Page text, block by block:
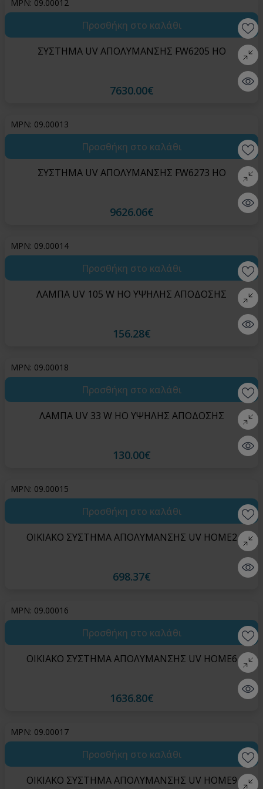
MPN: 09.00012
Quick
Προσθήκη στο καλάθι
ΣΥΣΤΗΜΑ UV ΑΠΟΛΥΜΑΝΣΗΣ FW6205 HO
7630.00€
MPN: 09.00013
Quick
Προσθήκη στο καλάθι
ΣΥΣΤΗΜΑ UV ΑΠΟΛΥΜΑΝΣΗΣ FW6273 HO
9626.06€
MPN: 09.00014
Quick
Προσθήκη στο καλάθι
ΛΑΜΠΑ UV 105 W HO ΥΨΗΛΗΣ ΑΠΟΔΟΣΗΣ
156.28€
MPN: 09.00018
Quick
Προσθήκη στο καλάθι
ΛΑΜΠΑ UV 33 W HO ΥΨΗΛΗΣ ΑΠΟΔΟΣΗΣ
130.00€
MPN: 09.00015
Quick
Προσθήκη στο καλάθι
ΟΙΚΙΑΚΟ ΣΥΣΤΗΜΑ ΑΠΟΛΥΜΑΝΣΗΣ UV HOME2
698.37€
MPN: 09.00016
Quick
Προσθήκη στο καλάθι
ΟΙΚΙΑΚΟ ΣΥΣΤΗΜΑ ΑΠΟΛΥΜΑΝΣΗΣ UV HOME6
1636.80€
MPN: 09.00017
Προσθήκη στο καλάθι
ΟΙΚΙΑΚΟ ΣΥΣΤΗΜΑ ΑΠΟΛΥΜΑΝΣΗΣ UV HOME9